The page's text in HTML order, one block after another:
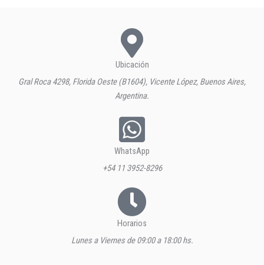
Ubicación
Gral Roca 4298, Florida Oeste (B1604), Vicente López, Buenos Aires,
Argentina.
WhatsApp
+54 11 3952-8296
Horarios
Lunes a Viernes de 09:00 a 18:00 hs.